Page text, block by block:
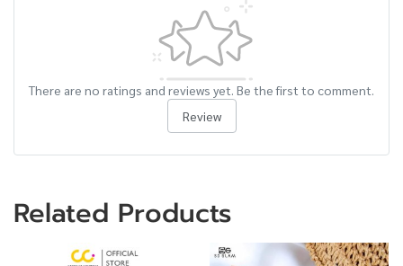
There are no ratings and reviews yet. Be the first to comment.
Review
Related Products